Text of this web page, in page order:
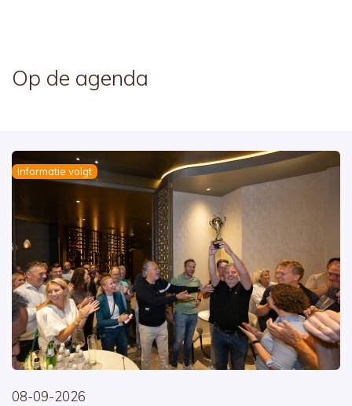
Op de agenda
Informatie volgt
08-09-2026